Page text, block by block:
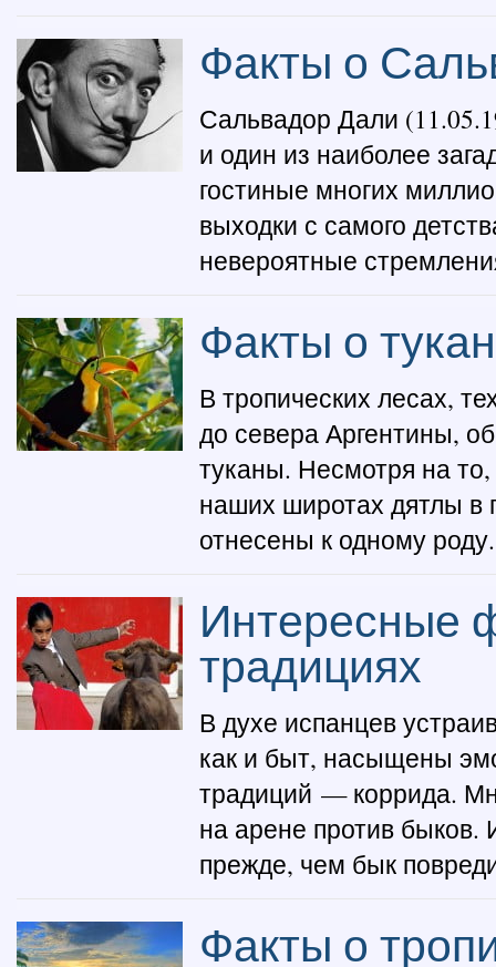
Факты о
Сальвадор Дали
и один из наиболее
гостиные многих
выходки с самого
невероятные
Факты о
В тропических лесах,
до севера Аргентины,
туканы. Несмотря на
наших широтах дятлы в
отнесены к одному
Интересные
традициях
В духе испанцев
как и быт, насыщены
традиций — коррида.
на арене против
прежде, чем бык
Факты о